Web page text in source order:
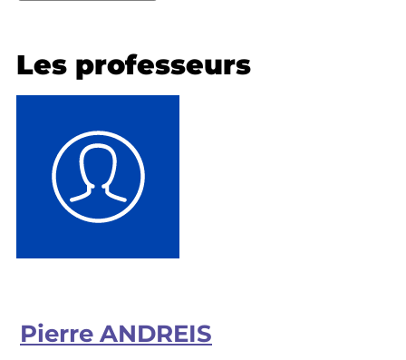
Les professeurs
Pierre ANDREIS